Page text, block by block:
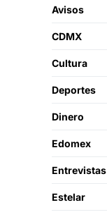
Avisos
CDMX
Cultura
Deportes
Dinero
Edomex
Entrevistas
Estelar